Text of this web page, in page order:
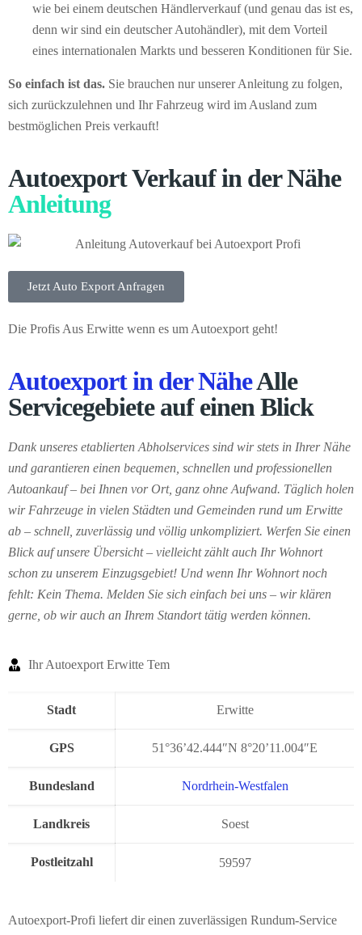
wie bei einem deutschen Händlerverkauf (und genau das ist es,
denn wir sind ein deutscher Autohändler), mit dem Vorteil
eines internationalen Markts und besseren Konditionen für Sie.
So einfach ist das. Sie brauchen nur unserer Anleitung zu folgen,
sich zurückzulehnen und Ihr Fahrzeug wird im Ausland zum
bestmöglichen Preis verkauft!
Autoexport Verkauf in der Nähe
Anleitung
Jetzt Auto Export Anfragen
Die Profis Aus Erwitte wenn es um Autoexport geht!
Autoexport in der NäheAlle
Servicegebiete auf einen Blick
Dank unseres etablierten Abholservices sind wir stets in Ihrer Nähe
und garantieren einen bequemen, schnellen und professionellen
Autoankauf – bei Ihnen vor Ort, ganz ohne Aufwand. Täglich holen
wir Fahrzeuge in vielen Städten und Gemeinden rund um Erwitte
ab – schnell, zuverlässig und völlig unkompliziert. Werfen Sie einen
Blick auf unsere Übersicht – vielleicht zählt auch Ihr Wohnort
schon zu unserem Einzugsgebiet! Und wenn Ihr Wohnort noch
fehlt: Kein Thema. Melden Sie sich einfach bei uns – wir klären
gerne, ob wir auch an Ihrem Standort tätig werden können.
Ihr Autoexport Erwitte Tem
Stadt Erwitte
GPS 51°36’42.444″N 8°20’11.004″E
Bundesland Nordrhein-Westfalen
Landkreis Soest
Postleitzahl 59597
Autoexport-Profi liefert dir einen zuverlässigen Rundum-Service